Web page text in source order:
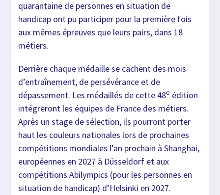
quarantaine de personnes en situation de
handicap ont pu participer pour la première fois
aux mêmes épreuves que leurs pairs, dans 18
métiers.
Derrière chaque médaille se cachent des mois
d’entraînement, de persévérance et de
dépassement. Les médaillés de cette 48e édition
intégreront les équipes de France des métiers.
Après un stage de sélection, ils pourront porter
haut les couleurs nationales lors de prochaines
compétitions mondiales l’an prochain à Shanghai,
européennes en 2027 à Düsseldorf et aux
compétitions Abilympics (pour les personnes en
situation de handicap) d’Helsinki en 2027.